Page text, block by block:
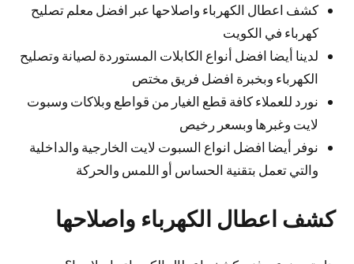
كشف اعطال الكهرباء واصلاحها عبر افضل معلم تصليح
كهرباء في الكويت
لدينا أيضا افضل أنواع الكابلات المستوردة لصيانة وتصليح
الكهرباء وبخبرة افضل فريق مختص
نورد للعملاء كافة قطع الغيار من قواطع وبلاكات وسبوت
لايت وغبرها وبسعر رخيص
نوفر أيضا افضل انواع السبوت لايت الخارجية والداخلية
والتي تعمل بتقنية الحساس أو اللمس والحركة
كشف اعطال الكهرباء واصلاحها